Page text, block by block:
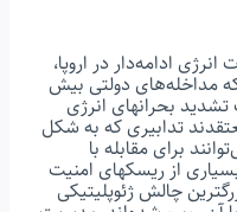
ادامه‌دار در اروپا،
انرژی دهه ۱۹۷۰ است که مداخله‌های دولتی بیش
تشدید بحرانهای انرژی
تدابیری که به شکل
برای مقابله با
از ریسکهای امنیت
چالش ژئوپلیتیکی